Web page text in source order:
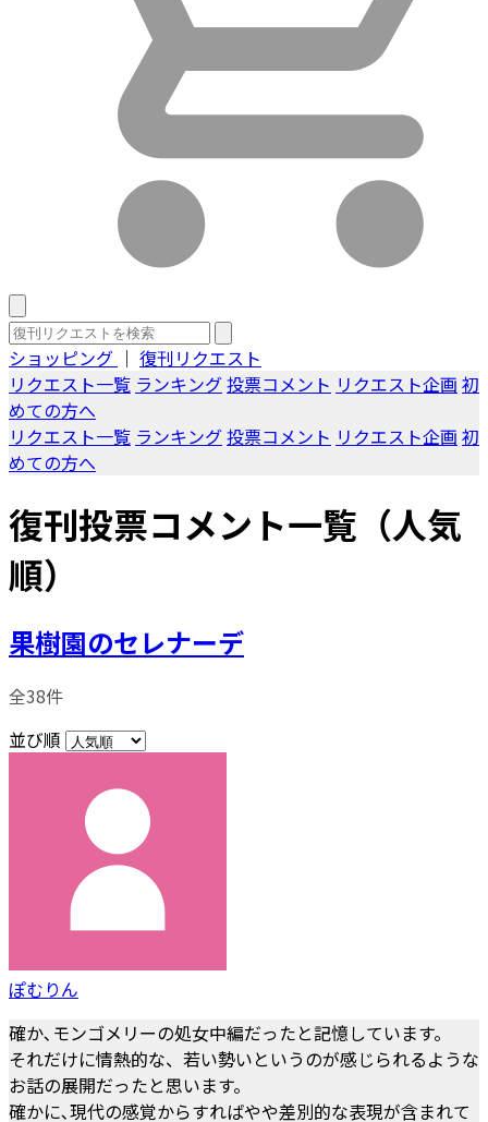
ショッピング ｜ 復刊リクエスト
リクエスト一覧 ランキング投票コメント リクエスト企画 初
めての方へ
リクエスト一覧 ランキング投票コメント リクエスト企画 初
めての方へ
復刊投票コメント一覧（人気
順）
果樹園のセレナーデ
全38件
並び順
ぽむりん
確か､モンゴメリーの処女中編だったと記憶しています。
それだけに情熱的な、若い勢いというのが感じられるような
お話の展開だったと思います。
確かに､現代の感覚からすればやや差別的な表現が含まれて